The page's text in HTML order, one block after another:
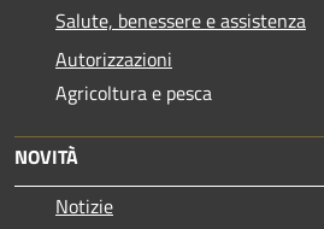
Salute, benessere e assistenza
Autorizzazioni
Agricoltura e pesca
NOVITÀ
Notizie